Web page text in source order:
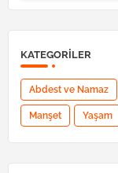
KATEGORILER
Abdest ve Namaz
Manşet Yaşam